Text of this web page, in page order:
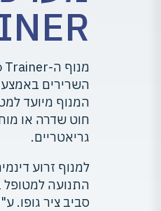
המנוף מיועד
חוט שדרה או
גריאטריים.
למנוף זרוע
התנועה
סביב ציר גופו.